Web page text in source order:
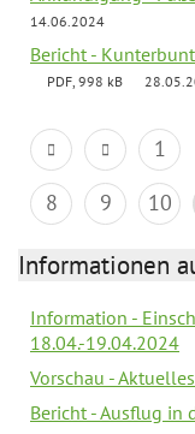
14.06.2024
Bericht -
PDF, 998 kB
1
8
9 10
Informationen
Information -
18.04.-19.04.2024
Vorschau -
Bericht - Ausflug in